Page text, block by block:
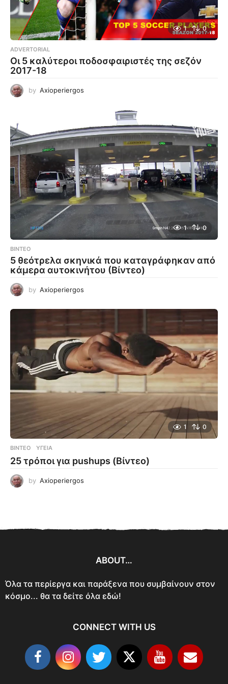
1 0
ADVERTORIAL
Οι 5 καλύτεροι ποδοσφαιριστές της σεζόν
2017-18
by Axioperiergos
1 0
ΒΊΝΤΕΟ
5 θεότρελα σκηνικά που καταγράφηκαν από
κάμερα αυτοκινήτου (Βίντεο)
by Axioperiergos
1 0
ΒΊΝΤΕΟ ΥΓΕΊΑ
25 τρόποι για pushups (Βίντεο)
by Axioperiergos
ABOUT…
Όλα τα περίεργα και παράξενα που συμβαίνουν στον
κόσμο... θα τα δείτε όλα εδώ!
CONNECT WITH US